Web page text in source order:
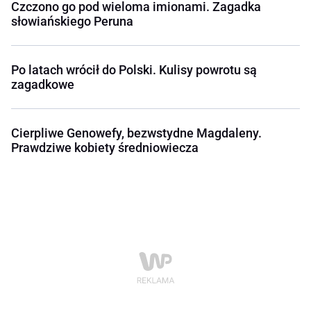
Czczono go pod wieloma imionami. Zagadka
słowiańskiego Peruna
Po latach wrócił do Polski. Kulisy powrotu są
zagadkowe
Cierpliwe Genowefy, bezwstydne Magdaleny.
Prawdziwe kobiety średniowiecza